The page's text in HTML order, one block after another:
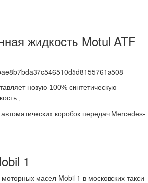
жидкость Motul ATF
новую 100% синтетическую
,
коробок передач Mercedes-
1
масел Mobil 1 в московских такси